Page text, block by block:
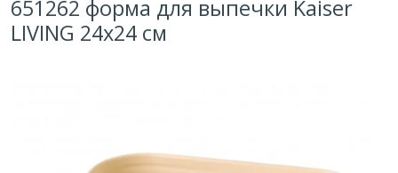
651262 форма для выпечки Kaiser
LIVING 24х24 см